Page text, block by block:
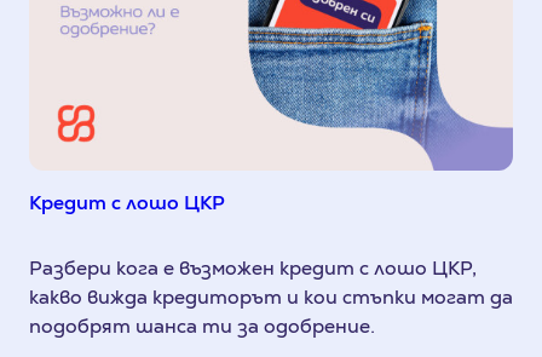
Кредит с лошо ЦКР
Разбери кога е възможен кредит с лошо ЦКР,
какво вижда кредиторът и кои стъпки могат да
подобрят шанса ти за одобрение.